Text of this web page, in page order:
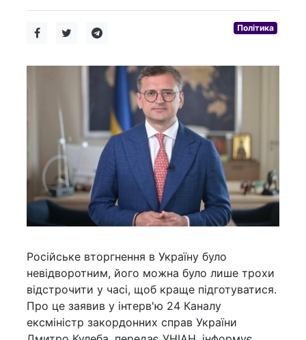
Політика
Російське вторгнення в Україну було
невідворотним, його можна було лише трохи
відстрочити у часі, щоб краще підготуватися.
Про це заявив у інтерв'ю 24 Каналу
ексміністр закордонних справ України